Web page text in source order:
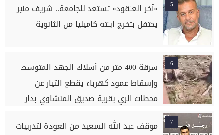
5
«آخر العنقود» تستعد للجامعة.. شريف منير
يحتفل بتخرج ابنته كاميليا من الثانوية
6
سرقة 400 متر من أسلاك الجهد المتوسط
وإسقاط عمود كهرباء يقطع التيار عن
محطات الري بقرية صديق المنشاوي بدار
7
موقف عبد الله السعيد من العودة لتدريبات